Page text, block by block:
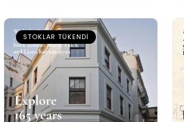
STOKLAR TÜKENDI